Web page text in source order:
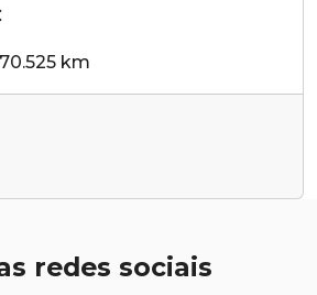
70.525 km
redes sociais